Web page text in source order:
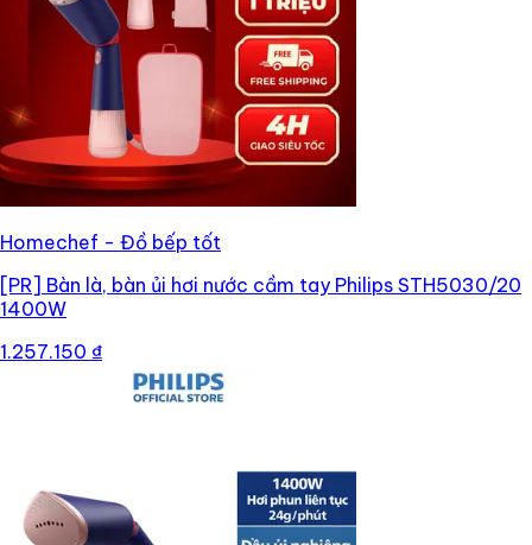
Homechef - Đồ bếp tốt
[PR] Bàn là, bàn ủi hơi nước cầm tay Philips STH5030/20
1400W
1.257.150 ₫